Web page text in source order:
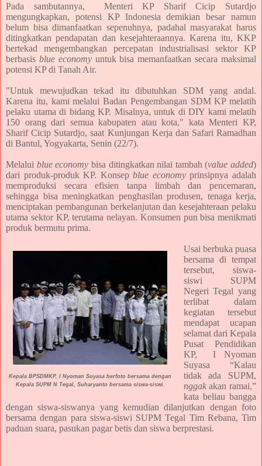
Pada sambutannya, Menteri KP Sharif Cicip Sutardjo
mengungkapkan, potensi KP Indonesia demikian besar namun
belum bisa dimanfaatkan sepenuhnya, padahal masyarakat harus
ditingkatkan pendapatan dan kesejahteraannya. Karena itu, KKP
bertekad mengembangkan percepatan industrialisasi sektor KP
berbasis blue economyuntuk bisa memanfaatkan secara maksimal
potensi KP di Tanah Air.
"Untuk mewujudkan tekad itu dibutuhkan SDM yang andal.
Karena itu, kami melalui Badan Pengembangan SDM KP melatih
pelaku utama di bidang KP. Misalnya, untuk di DIY kami melatih
150 orang dari semua kabupaten atau kota," kata Menteri KP,
Sharif Cicip Sutardjo, saat Kunjungan Kerja dan Safari Ramadhan
di Bantul, Yogyakarta, Senin (22/7).
Melalui blue economy bisa ditingkatkan nilai tambah (value added)
dari produk-produk KP. Konsepblue economyprinsipnya adalah
memproduksi secara efisien tanpa limbah dan pencemaran,
sehingga bisa meningkatkan penghasilan produsen, tenaga kerja,
menciptakan pembangunan berkelanjutan dan kesejahteraan pelaku
utama sektor KP, terutama nelayan. Konsumen pun bisa menikmati
produk bermutu prima.
Kepala BPSDMKP, I Nyoman Suyasa berfoto bersama dengan
Kepala SUPM N Tegal, Suharyanto bersama siswa-siswi.
Usai berbuka puasa
bersama di tempat
tersebut, siswa-
siswi SUPM
Negeri Tegal yang
terlibat dalam
kegiatan tersebut
mendapat ucapan
selamat dari Kepala
Pusat Pendidikan
KP, I Nyoman
Suyasa “Kalau
tidak ada SUPM,
nggakakan ramai,”
kata beliau bangga
dengan siswa-siswanya yang kemudian dilanjutkan dengan foto
bersama dengan para siswa-siswi SUPM Tegal Tim Rebana, Tim
paduan suara, pasukan pagar betis dan siswa berprestasi.